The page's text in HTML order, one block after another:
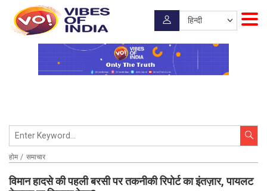
होम समाचार
विमान हादसे की पहली बरसी पर तकनीकी रिपोर्ट का इंतज़ार, पायलट